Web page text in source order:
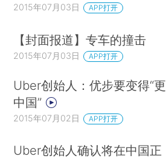
2015年07月03日 APP打开
【封面报道】专车的撞击
2015年07月03日 APP打开
Uber创始人：优步要变得“更
中国”
2015年07月02日 APP打开
Uber创始人确认将在中国正